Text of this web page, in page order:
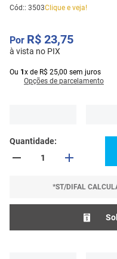
Cód:: 3503Clique e veja!
R$ 23,75
à vista no PIX
Ou 1 x de R$ 25,00 sem juros
Opções de parcelamento
Quantidade
*ST/DIFAL